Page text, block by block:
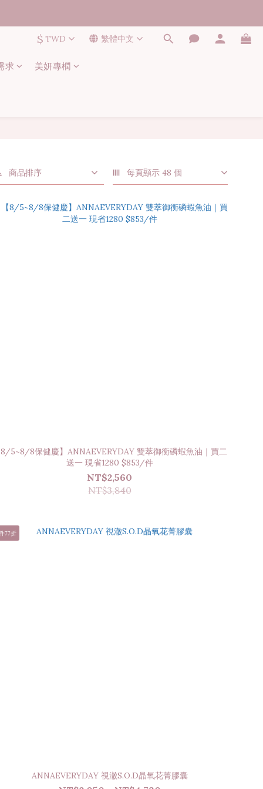
$ TWD 繁體中文
求 美妍專橍
商品排序 每頁顯示 48 個
8/5~8/8保健慶】ANNAEVERYDAY 雙萃御衡磷蝦魚油｜買二
送一 現省1280 $853/件
NT$2,560
NT$3,840
77折
ANNAEVERYDAY 視澈S.O.D晶氧花菁膠囊